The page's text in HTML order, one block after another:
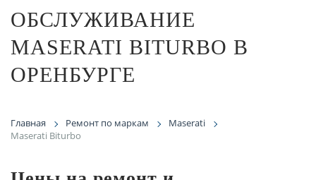
ОБСЛУЖИВАНИЕ
MASERATI BITURBO В
ОРЕНБУРГЕ
Главная Ремонт по маркам
Maserati
Maserati Biturbo